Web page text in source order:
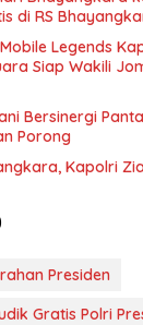
di RS
Legends
Siap Wakili
Bersinergi
Porong
Kapolri
Presiden
Gratis Polri